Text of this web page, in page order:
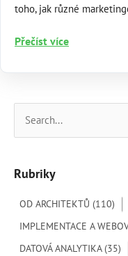
toho, jak různé
Attribution
Identifikujte
marketingové
kanály
Přečíst více
lRubriky
OD ARCHITEKTŮ (110)
IMPLEMENTACE A
DATOVÁ ANALYTIKA(35)